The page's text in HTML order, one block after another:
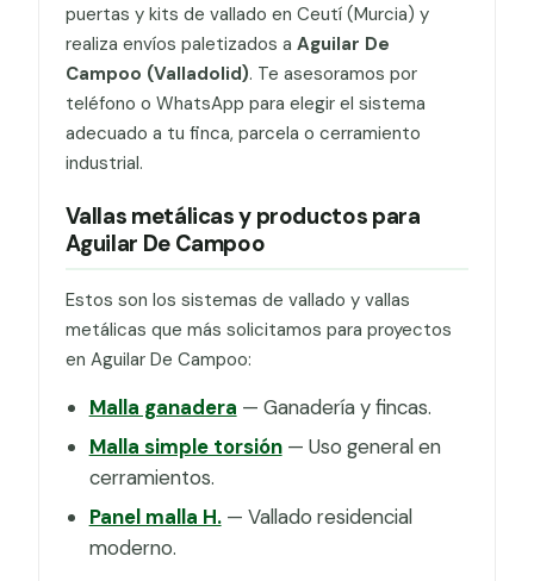
puertas y kits de vallado en Ceutí (Murcia) y
realiza envíos paletizados a Aguilar De
Campoo (Valladolid). Te asesoramos por
teléfono o WhatsApp para elegir el sistema
adecuado a tu finca, parcela o cerramiento
industrial.
Vallas metálicas y productos para
Aguilar De Campoo
Estos son los sistemas de vallado y vallas
metálicas que más solicitamos para proyectos
en Aguilar De Campoo:
Malla ganadera — Ganadería y fincas.
Malla simple torsión— Uso general en
cerramientos.
Panel malla H.— Vallado residencial
moderno.